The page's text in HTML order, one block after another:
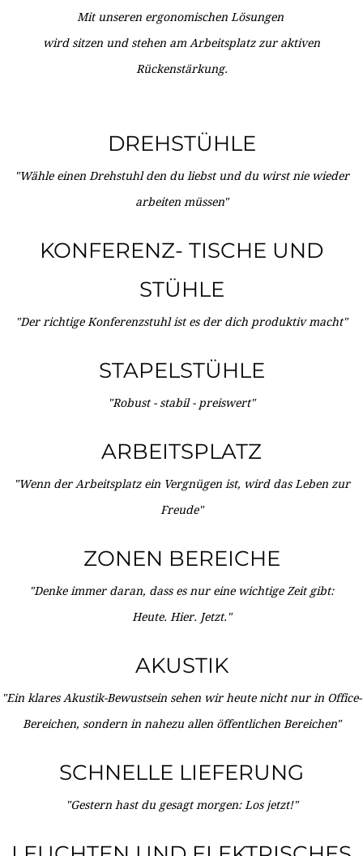
Mit unseren ergonomischen Lösungen
wird sitzen und stehen am Arbeitsplatz zur aktiven
Rückenstärkung.
DREHSTÜHLE
"Wähle einen Drehstuhl den du liebst und du wirst nie wieder
arbeiten müssen"
KONFERENZ- TISCHE UND
STÜHLE
"Der richtige Konferenzstuhl ist es der dich produktiv macht"
STAPELSTÜHLE
"Robust - stabil - preiswert"
ARBEITSPLATZ
"Wenn der Arbeitsplatz ein Vergnügen ist, wird das Leben zur
Freude"
ZONEN BEREICHE
"Denke immer daran, dass es nur eine wichtige Zeit gibt:
Heute. Hier. Jetzt."
AKUSTIK
"Ein klares Akustik-Bewustsein sehen wir heute nicht nur in Office-
Bereichen, sondern in nahezu allen öffentlichen Bereichen"
SCHNELLE LIEFERUNG
"Gestern hast du gesagt morgen: Los jetzt!"